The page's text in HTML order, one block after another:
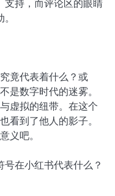
支持，而评论区的眼睛
竟代表着什么？或
是数字时代的迷雾。
虚拟的纽带。在这个
看到了他人的影子。
义吧。